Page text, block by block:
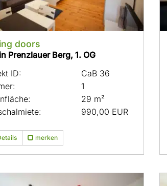
doors
Prenzlauer Berg, 1. OG
ID:
CaB 36
1
29 m²
990,00 EUR
merken